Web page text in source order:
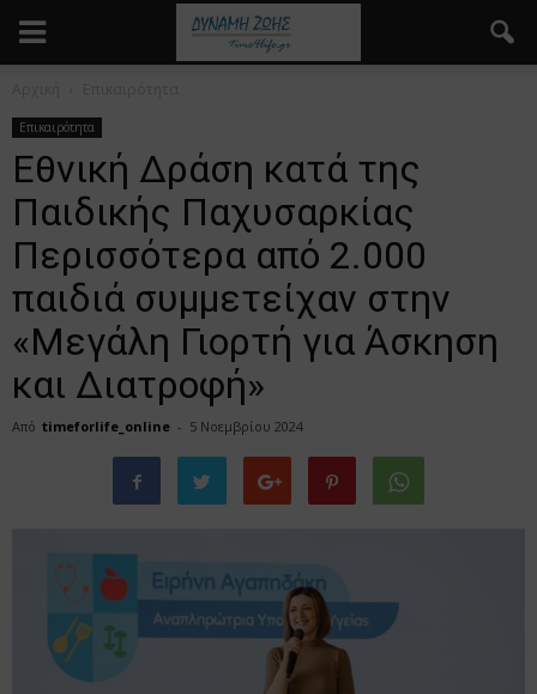
Επικαιρότητα
Εθνική Δράση κατά της
Παιδικής Παχυσαρκίας
Περισσότερα από 2.000
παιδιά συμμετείχαν στην
«Μεγάλη Γιορτή για Άσκηση
και Διατροφή»
Από timeforlife_online - 5 Νοεμβρίου 2024